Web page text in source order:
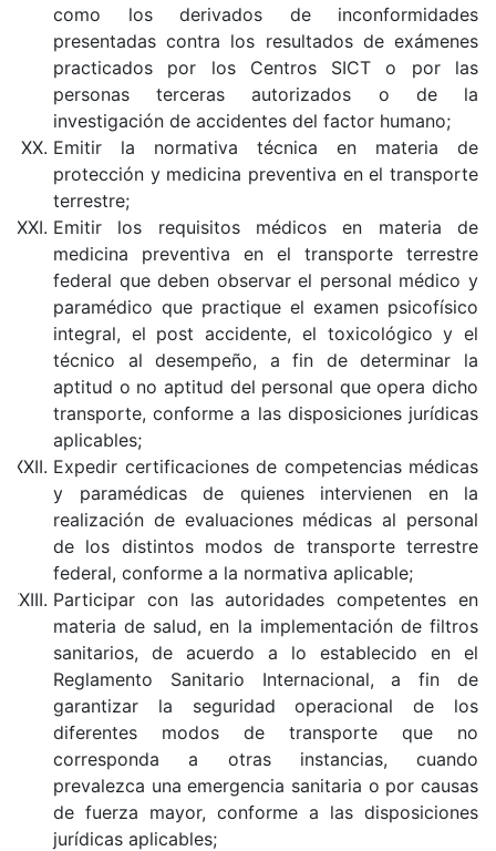
como los derivados de inconformidades
presentadas contra los resultados de exámenes
practicados por los Centros SICT o por las
personas terceras autorizados o de la
investigación de accidentes del factor humano;
Emitir la normativa técnica en materia de
protección y medicina preventiva en el transporte
terrestre;
Emitir los requisitos médicos en materia de
medicina preventiva en el transporte terrestre
federal que deben observar el personal médico y
paramédico que practique el examen psicofísico
integral, el post accidente, el toxicológico y el
técnico al desempeño, a fin de determinar la
aptitud o no aptitud del personal que opera dicho
transporte, conforme a las disposiciones jurídicas
aplicables;
Expedir certificaciones de competencias médicas
y paramédicas de quienes intervienen en la
realización de evaluaciones médicas al personal
de los distintos modos de transporte terrestre
federal, conforme a la normativa aplicable;
Participar con las autoridades competentes en
materia de salud, en la implementación de filtros
sanitarios, de acuerdo a lo establecido en el
Reglamento Sanitario Internacional, a fin de
garantizar la seguridad operacional de los
diferentes modos de transporte que no
corresponda a otras instancias, cuando
prevalezca una emergencia sanitaria o por causas
de fuerza mayor, conforme a las disposiciones
jurídicas aplicables;